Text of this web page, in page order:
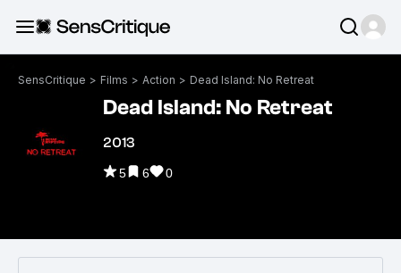
SensCritique > Films > Action > Dead Island: No Retreat
Dead Island: No Retreat
2013
5 6 0